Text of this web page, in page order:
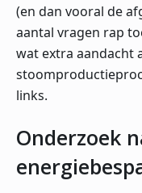
(en dan vooral de
aantal vragen rap
wat extra aandacht
links.
Onderzoek